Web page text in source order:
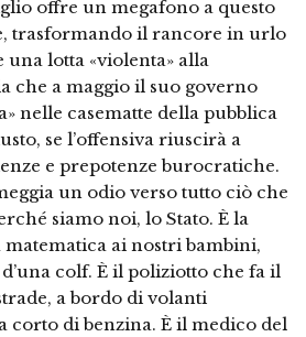
offre un megafono a questo
trasformando il rancore in urlo
una lotta «violenta» alla
che a maggio il suo governo
nelle casematte della pubblica
se l’offensiva riuscirà a
e prepotenze burocratiche.
un odio verso tutto ciò che
siamo noi, lo Stato. È la
matematica ai nostri bambini,
colf. È il poliziotto che fa il
a bordo di volanti
corto di benzina. È il medico del